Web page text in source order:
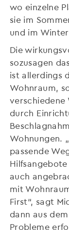
wo einzelne
sie im
und im
Die
sozusagen
ist allerdings
Wohnraum,
verschiedene
durch
Wohnungen.
passende
auch
mit
First“, sagt
dann aus
Probleme